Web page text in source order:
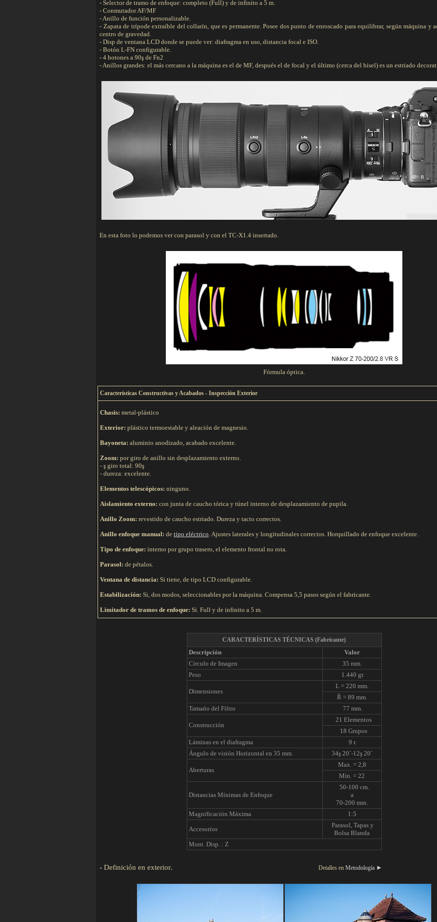
- Selector de tramo de enfoque: completo (Full) y de infinito a 5 m.
- Conmutador AF/MF
- Anillo de función personalizable.
- Zapata de trípode extraíble del collarín, que es permanente. Posee dos punto de enroscado para equilibrar, según máquina y
centro de gravedad.
- Disp de ventana LCD donde se puede ver: diafragma en uso, distancia focal e ISO.
- Botón L-FN configurable.
- 4 botones a 90ş de Fn2
- Anillos grandes: el más cercano a la máquina es el de MF, después el de focal y el último (cerca del bisel) es un estriado
En esta foto lo podemos ver con parasol y con el TC-X1.4 insertado.
Fórmula óptica.
Características Constructivas y Acabados - Inspección Exterior
Chasis: metal-plástico
Exterior: plástico termoestable y aleación de magnesio.
Bayoneta: aluminio anodizado, acabado excelente.
Zoom: por giro de anillo sin desplazamiento externo.
- ş giro total: 90ş
- dureza: excelente.
Elementos telescópicos: ninguno.
Aislamiento externo: con junta de caucho tórica y túnel interno de desplazamiento de pupila.
Anillo Zoom: revestido de caucho estriado. Dureza y tacto correctos.
Anillo enfoque manual: de tipo eléctrico. Ajustes laterales y longitudinales correctos. Horquillado de enfoque excelente.
Tipo de enfoque: interno por grupo trasero, el elemento frontal no rota.
Parasol: de pétalos.
Ventana de distancia: Si tiene, de tipo LCD configurable.
Estabilización: Si, dos modos, seleccionables por la máquina. Compensa 5,5 pasos según el fabricante.
Limitador de tramos de enfoque: Si. Full y de infinito a 5 m.
CARACTERÍSTICAS TÉCNICAS (Fabricante)
Descripción
Valor
Círculo de Imagen
35 mm.
Peso
1.440 gr.
Dimensiones
L = 220 mm.
Ř = 89 mm.
Tamańo del Filtro
77 mm.
Construcción
21 Elementos
18 Grupos
Láminas en el diafragma
9 r.
Ángulo de visión Horizontal en 35 mm.
34ş 20´-12ş 20´
Aberturas
Max. = 2,8
Mín. = 22
Distancias Mínimas de Enfoque
50-100 cm.
a
70-200 mm.
Magnificación Máxima
1:5
Accesorios
Parasol, Tapas y
Bolsa Blanda
Mont. Disp. : Z
- Definición en exterior. Detalles en Metodología ►